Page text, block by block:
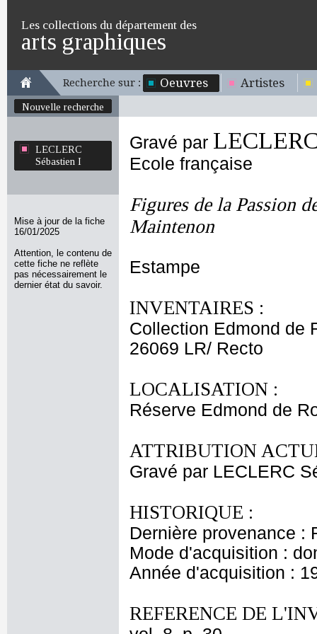
Les collections du département des
arts graphiques
Recherche sur : Oeuvres Artistes
Nouvelle recherche
LECLERC
Sébastien I
Mise à jour de la fiche
16/01/2025
Attention, le contenu de
cette fiche ne reflète
pas nécessairement le
dernier état du savoir.
Gravé par
Ecole française
Figures de la Passion
Maintenon
Estampe
INVENTAIRES :
Collection Edmond de
26069 LR/ Recto
LOCALISATION :
Réserve Edmond de
ATTRIBUTION
Gravé par LECLERC
HISTORIQUE :
Dernière provenance :
Mode d'acquisition :
Année d'acquisition :
REFERENCE DE